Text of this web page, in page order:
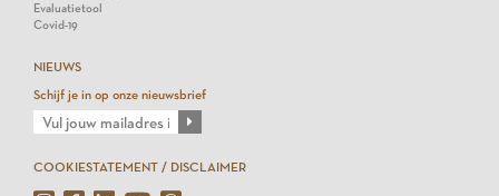
Evaluatietool
Covid-19
NIEUWS
Schijf je in op onze nieuwsbrief
COOKIESTATEMENT / DISCLAIMER